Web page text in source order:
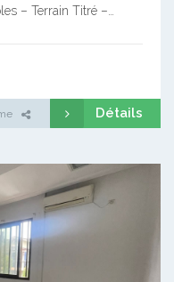
– Terrain Titré –…
Détails